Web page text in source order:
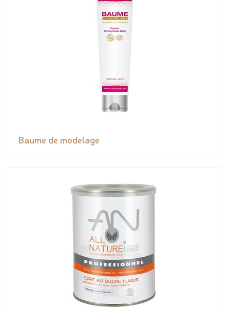
Baume de modelage